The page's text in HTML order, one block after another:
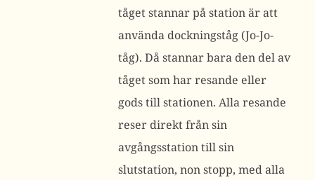
tåget stannar på station är att
använda dockningståg (Jo-Jo-
tåg). Då stannar bara den del av
tåget som har resande eller
gods till stationen. Alla resande
reser direkt från sin
avgångsstation till sin
slutstation, non stopp, med alla